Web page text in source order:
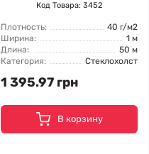
Код Товара: 3452
Плотность:
40 г/м2
Ширина:
1 м
Длина:
50 м
Категория:
Стеклохолст
1 395.97 грн
В корзину